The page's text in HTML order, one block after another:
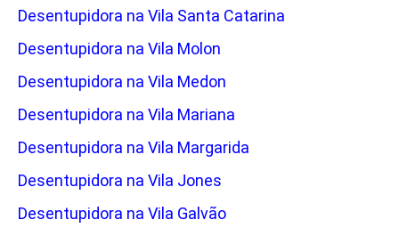
Desentupidora na Vila Santa Catarina
Desentupidora na Vila Molon
Desentupidora na Vila Medon
Desentupidora na Vila Mariana
Desentupidora na Vila Margarida
Desentupidora na Vila Jones
Desentupidora na Vila Galvão